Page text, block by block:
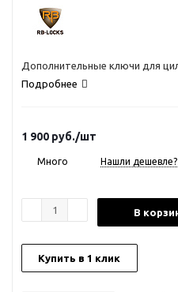
Дополнительные ключи для
Подробнее
1 900 руб./шт
Много Нашли дешевле?
В
Купить в 1 клик